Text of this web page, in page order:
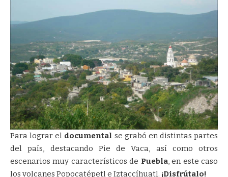
Para lograr el documental se grabó en distintas partes
del país, destacando Pie de Vaca, así como otros
escenarios muy característicos de Puebla, en este caso
los volcanes Popocatépetl e Iztaccíhuatl. ¡Disfrútalo!